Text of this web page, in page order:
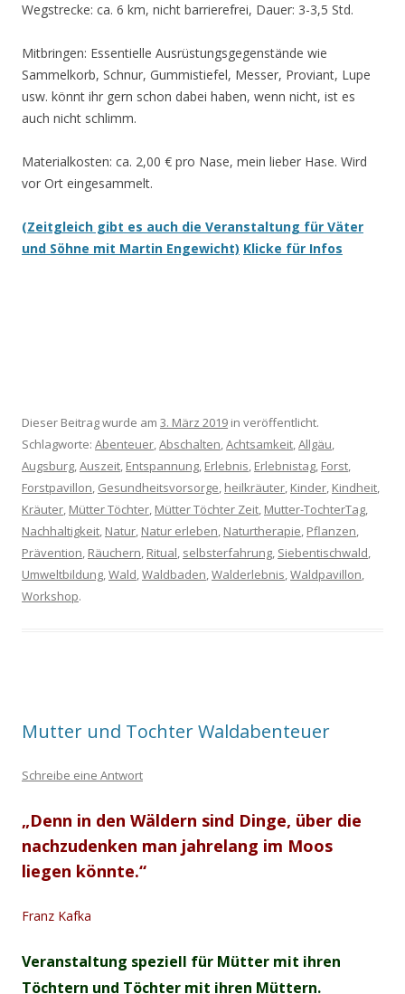
Wegstrecke: ca. 6 km, nicht barrierefrei, Dauer: 3-3,5 Std.
Mitbringen: Essentielle Ausrüstungsgegenstände wie
Sammelkorb, Schnur, Gummistiefel, Messer, Proviant, Lupe
usw. könnt ihr gern schon dabei haben, wenn nicht, ist es
auch nicht schlimm.
Materialkosten: ca. 2,00 € pro Nase, mein lieber Hase. Wird
vor Ort eingesammelt.
(Zeitgleich gibt es auch die Veranstaltung für Väter
und Söhne mit Martin Engewicht) Klicke für Infos
Dieser Beitrag wurde am 3. März 2019 in veröffentlicht.
Schlagworte: Abenteuer,Abschalten,Achtsamkeit,Allgäu,
Augsburg,Auszeit, Entspannung, Erlebnis, Erlebnistag, Forst,
Forstpavillon, Gesundheitsvorsorge, heilkräuter, Kinder, Kindheit,
Kräuter, Mütter Töchter, Mütter Töchter Zeit, Mutter-TochterTag,
Nachhaltigkeit, Natur, Natur erleben, Naturtherapie, Pflanzen,
Prävention, Räuchern, Ritual, selbsterfahrung, Siebentischwald,
Umweltbildung,Wald,Waldbaden,Walderlebnis,Waldpavillon,
Workshop.
Mutter und Tochter Waldabenteuer
Schreibe eine Antwort
„Denn in den Wäldern sind Dinge, über die
nachzudenken man jahrelang im Moos
liegen könnte.“
Franz Kafka
Veranstaltung speziell für Mütter mit ihren
Töchtern und Töchter mit ihren Müttern.